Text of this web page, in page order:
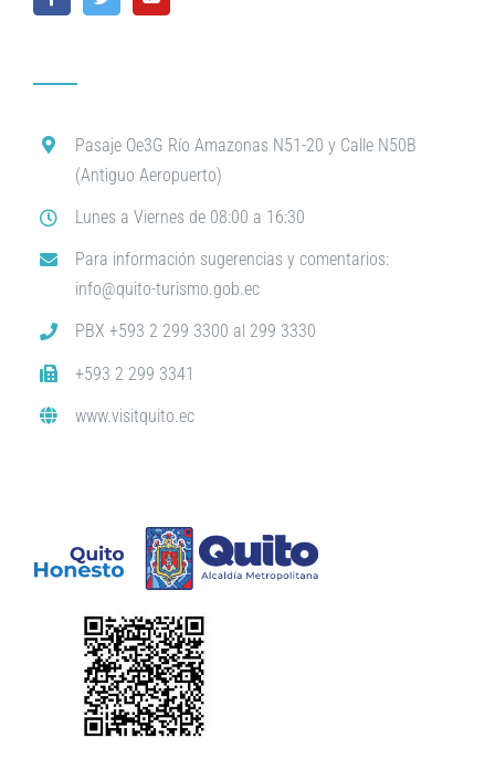
Pasaje Oe3G Río Amazonas N51-20 y Calle N50B
(Antiguo Aeropuerto)
Lunes a Viernes de 08:00 a 16:30
Para información sugerencias y comentarios:
info@quito-turismo.gob.ec
PBX +593 2 299 3300 al 299 3330
+593 2 299 3341
www.visitquito.ec